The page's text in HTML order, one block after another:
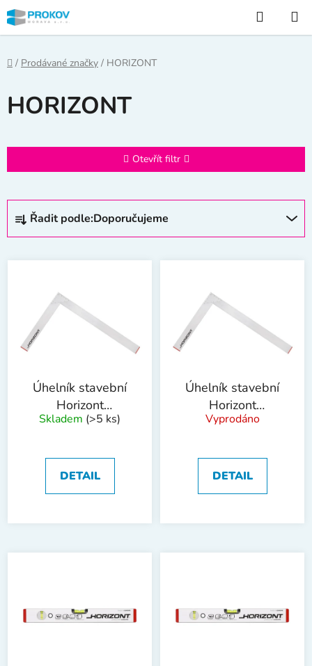
Přejít
na
obsah
Hledat
Domů
/ Prodávané značky / HORIZONT
HORIZONT
Otevřít filtr
Ř
z
e
Řadit podle:Doporučujeme
V
Úhelník stavební
Horizont
1200x800mm
Skladem (>5 ks)
DETAIL
Úhelník stavební
Horizont
1500x1000mm
Vyprodáno
DETAIL